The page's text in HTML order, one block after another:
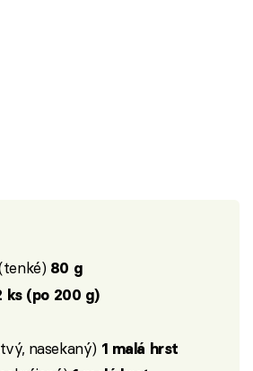
80 g
ks (po 200 g)
nasekaný) 1 malá hrst